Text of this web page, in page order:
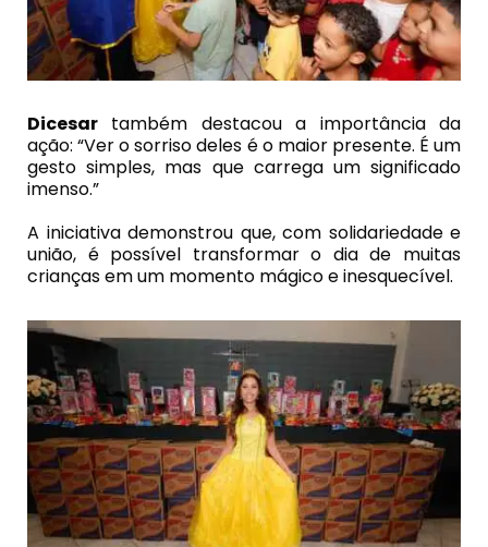
Dicesar também destacou a importância da
ação: “Ver o sorriso deles é o maior presente. É um
gesto simples, mas que carrega um significado
imenso.”
A iniciativa demonstrou que, com solidariedade e
união, é possível transformar o dia de muitas
crianças em um momento mágico e inesquecível.